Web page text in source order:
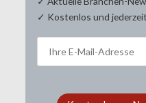
✓ Kostenlos und